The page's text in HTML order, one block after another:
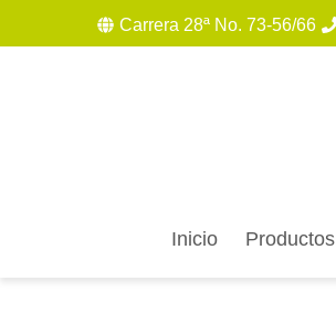
Carrera 28ª No. 73-56/66
Inicio Productos